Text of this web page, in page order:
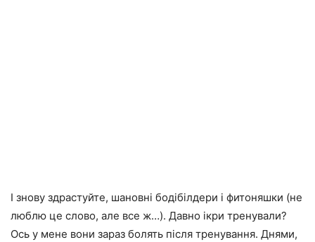
І знову здрастуйте, шановні бодібілдери і фитоняшки (не
люблю це слово, але все ж…). Давно ікри тренували?
Ось у мене вони зараз болять після тренування. Днями,